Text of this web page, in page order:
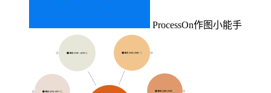
ProcessOn作图小能手